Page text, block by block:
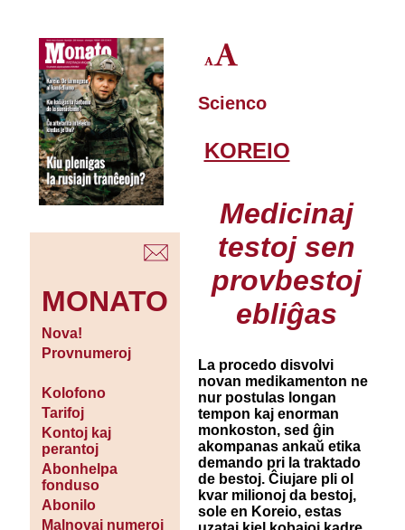
MONATO
Nova!
Provnumeroj
Kolofono
Tarifoj
Kontoj kaj
perantoj
Abonhelpa
fonduso
Abonilo
Malnovaj numeroj
Scienco
KOREIO
Medicinaj
testoj sen
provbestoj
ebliĝas
La procedo disvolvi
novan medikamenton ne
nur postulas longan
tempon kaj enorman
monkoston, sed ĝin
akompanas ankaŭ etika
demando pri la traktado
de bestoj. Ĉiujare pli ol
kvar milionoj da bestoj,
sole en Koreio, estas